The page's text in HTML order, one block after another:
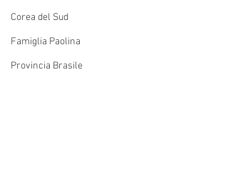
Corea del Sud
Famiglia Paolina
Provincia Brasile